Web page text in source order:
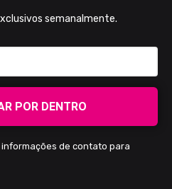
semanalmente.
POR DENTRO
de contato para